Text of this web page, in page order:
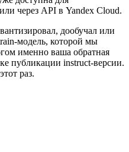
через API в Yandex Cloud.
дообучал или
модель, которой мы
именно ваша обратная
публикации instruct-версии.
раз.